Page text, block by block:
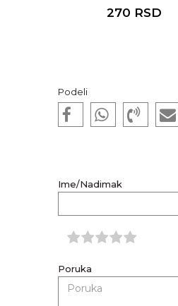
270 RSD
Podeli
Ime/Nadimak
Poruka